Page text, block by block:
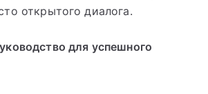
открытого диалога.
для успешного